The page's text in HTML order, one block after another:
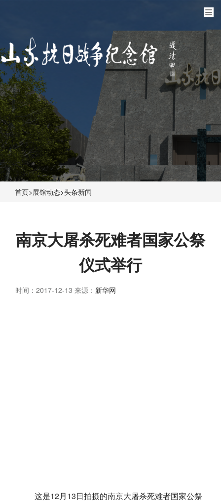
首页>展馆动态>头条新闻
南京大屠杀死难者国家公祭
仪式举行
时间：2017-12-13 来源： 新华网
这是12月13日拍摄的南京大屠杀死难者国家公祭